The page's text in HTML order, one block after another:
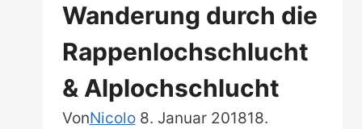
Wanderung durch die
Rappenlochschlucht
& Alplochschlucht
VonNicolo 8. Januar 201818.